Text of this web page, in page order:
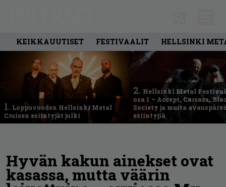
KEIKKAUUTISET FESTIVAALIT HELLSINKI
1. Loppuvuoden Hellsinki Metal
Cruisen esiintyjät julki
2. Hellsinki Metal
osa 1 – Accept, Carcass,
Society ja muita
esiintyjiä
Hyvän kakun ainekset ovat
kasassa, mutta väärin